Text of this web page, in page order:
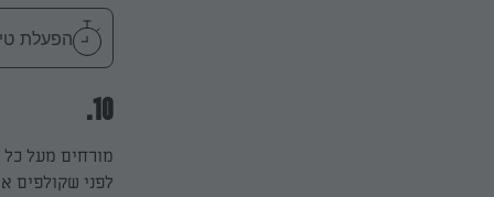
הפעלת טיימר
10.
לפני שקולפים